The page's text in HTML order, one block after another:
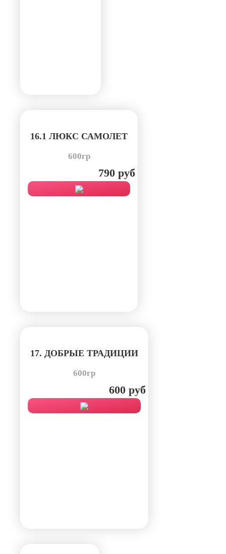
16.1 ЛЮКС САМОЛЕТ
600гр
790 руб
17. ДОБРЫЕ ТРАДИЦИИ
600гр
600 руб